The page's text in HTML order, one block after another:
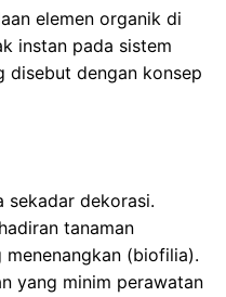
elemen organik di
instan pada sistem
disebut dengan konsep
sekadar dekorasi.
tanaman
(biofilia).
yang minim perawatan